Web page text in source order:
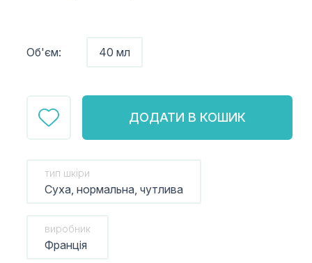
Об'єм: 40 мл
ДОДАТИ В КОШИК
тип шкіри
Суха, нормальна, чутлива
виробник
Франція